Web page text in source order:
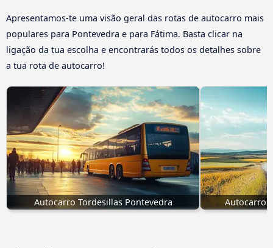
Apresentamos-te uma visão geral das rotas de autocarro mais
populares para Pontevedra e para Fátima. Basta clicar na
ligação da tua escolha e encontrarás todos os detalhes sobre
a tua rota de autocarro!
Autocarro Tordesillas Pontevedra Autocarros